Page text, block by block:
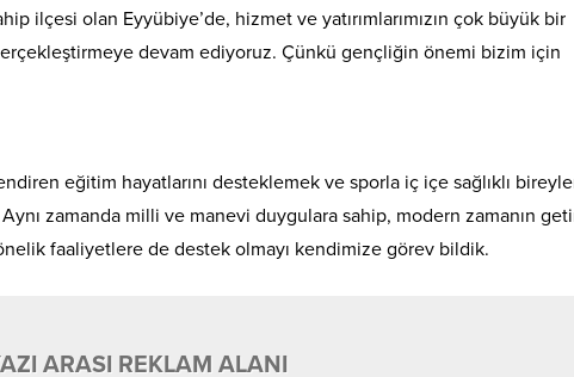
ilçesi olan Eyyübiye’de, hizmet ve yatırımlarımızın çok büyük bir
devam ediyoruz. Çünkü gençliğin önemi bizim için
eğitim hayatlarını desteklemek ve sporla iç içe sağlıklı
zamanda milli ve manevi duygulara sahip, modern zamanın
faaliyetlere de destek olmayı kendimize görev bildik.
ARASI REKLAM ALANI